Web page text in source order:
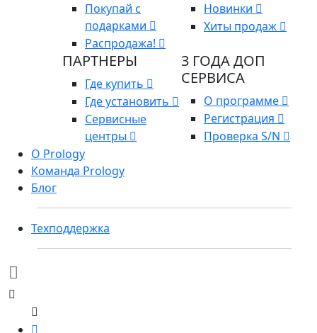
Покупай с
подарками
Распродажа!
Новинки
Хиты продаж
ПАРТНЕРЫ
Где купить
Где установить
Сервисные
центры
3 ГОДА ДОП
СЕРВИСА
О программе
Регистрация
Проверка S/N
О Prology
Команда Prology
Блог
Техподдержка